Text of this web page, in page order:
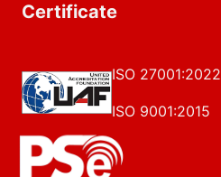
Certificate
ISO 27001:2022
ISO 9001:2015